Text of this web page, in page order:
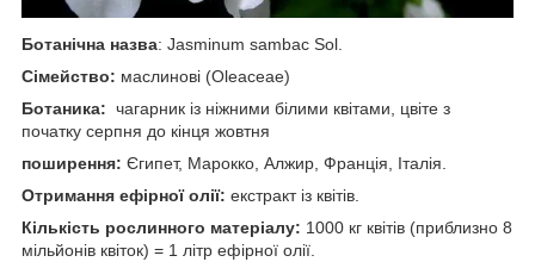
Ботанічна назва: Jasminum sambac Sol.
Сімейство: маслинові (Oleaceae)
Ботаника: чагарник із ніжними білими квітами, цвіте з
початку серпня до кінця жовтня
поширення: Єгипет, Марокко, Алжир, Франція, Італія.
Отримання ефірної олії: екстракт із квітів.
Кількість рослинного матеріалу: 1000 кг квітів (приблизно 8
мільйонів квіток) = 1 літр ефірної олії.